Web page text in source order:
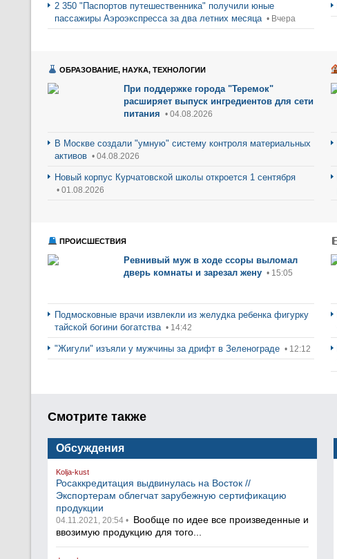
2 350 "Паспортов путешественника" получили юные
пассажиры Аэроэкспресса за два летних месяца • Вчера
ОБРАЗОВАНИЕ, НАУКА, ТЕХНОЛОГИИ
При поддержке города "Теремок"
расширяет выпуск ингредиентов для сети
питания • 04.08.2026
В Москве создали "умную" систему контроля материальных
активов • 04.08.2026
Новый корпус Курчатовской школы откроется 1 сентября
• 01.08.2026
ПРОИСШЕСТВИЯ
Ревнивый муж в ходе ссоры выломал
дверь комнаты и зарезал жену • 15:05
Подмосковные врачи извлекли из желудка ребенка фигурку
тайской богини богатства • 14:42
"Жигули" изъяли у мужчины за дрифт в Зеленограде • 12:12
Смотрите также
Обсуждения
Kolja-kust
Росаккредитация выдвинулась на Восток //
Экспортерам облегчат зарубежную сертификацию
продукции
04.11.2021, 20:54 • Вообще по идее все произведенные и
ввозимую продукцию для того...